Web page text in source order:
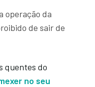
operação da
de sair de
quentes do
no seu